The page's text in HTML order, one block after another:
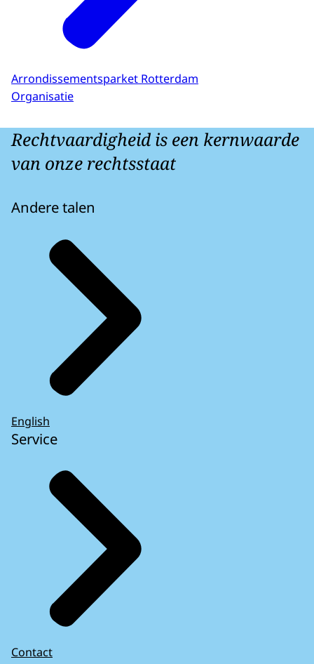
Arrondissementsparket Rotterdam
Organisatie
Rechtvaardigheid is een kernwaarde
van onze rechtsstaat
Andere talen
English
Service
Contact